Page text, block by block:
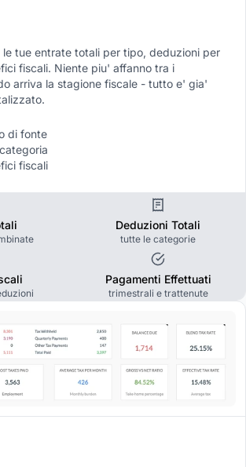
le tue entrate totali per tipo, deduzioni per
fiscali. Niente piu' affanno tra i
arriva la stagione fiscale - tutto e' gia'
di fonte
fiscali
Deduzioni Totali
tutte le categorie
Pagamenti Effettuati
trimestrali e trattenute